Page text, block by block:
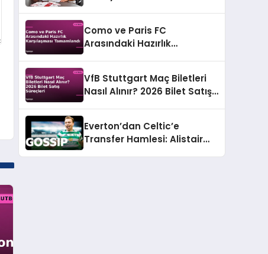
Como ve Paris FC
Arasındaki Hazırlık
VfB Stuttgart Maç Biletleri
Nasıl Alınır? 2026 Bilet Satış
Everton’dan Celtic’e
Transfer Hamlesi: Alistair